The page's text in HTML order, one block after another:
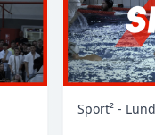
Sport² -